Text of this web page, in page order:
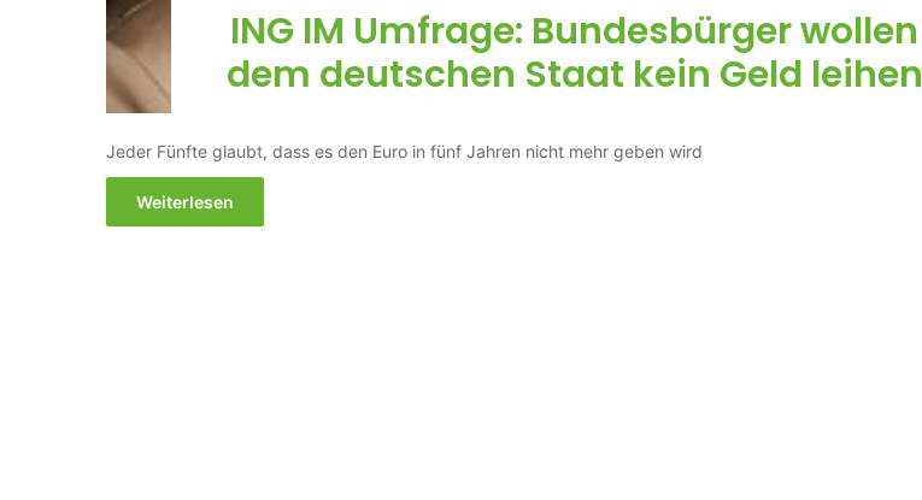
ING IM Umfrage: Bundesbürger wollen
dem deutschen Staat kein Geld leihen
Jeder Fünfte glaubt, dass es den Euro in fünf Jahren nicht mehr geben wird
Weiterlesen